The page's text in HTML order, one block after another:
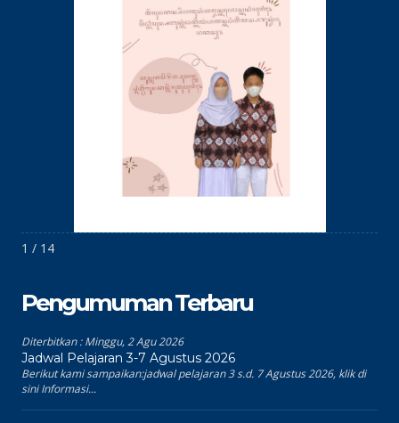
1 / 14
Pengumuman Terbaru
Diterbitkan :Minggu, 2 Agu 2026
Jadwal Pelajaran 3-7 Agustus 2026
Berikut kami sampaikan:jadwal pelajaran 3 s.d. 7 Agustus 2026, klik di
sini Informasi...